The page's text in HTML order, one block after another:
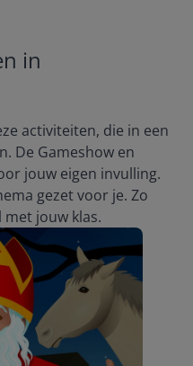
in
activiteiten, die in een
De Gameshow en
jouw eigen invulling.
gezet voor je. Zo
met jouw klas.